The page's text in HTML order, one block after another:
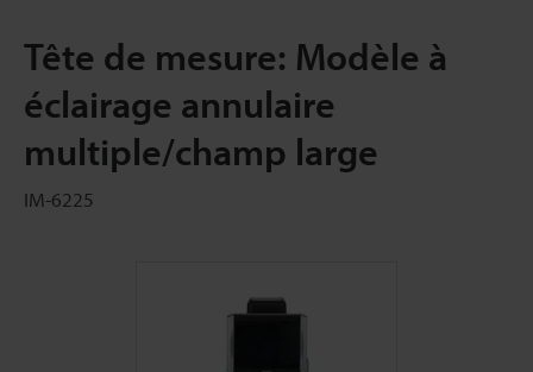
Tête de mesure: Modèle à
éclairage annulaire
multiple/champ large
IM-6225